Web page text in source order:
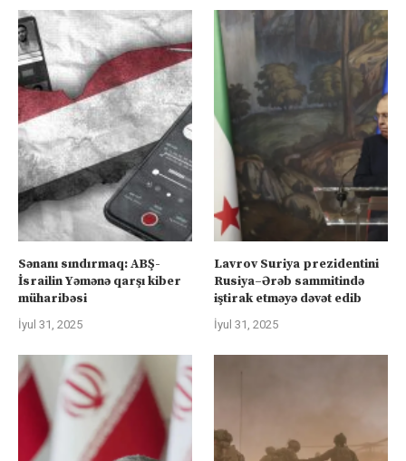
Sənanı sındırmaq: ABŞ-
İsrailin Yəmənə qarşı kiber
müharibəsi
İyul 31, 2025
Lavrov Suriya prezidentini
Rusiya–Ərəb sammitində
iştirak etməyə dəvət edib
İyul 31, 2025